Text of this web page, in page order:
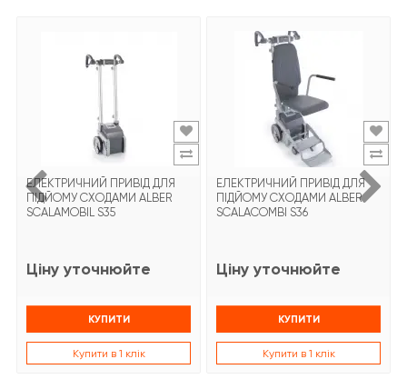
ЕЛЕКТРИЧНИЙ ПРИВІД ДЛЯ
ПІДЙОМУ СХОДАМИ ALBER
SCALAMOBIL S35
Ціну уточнюйте
КУПИТИ
Купити в 1 клік
ЕЛЕКТРИЧНИЙ ПРИВІД ДЛЯ
ПІДЙОМУ СХОДАМИ ALBER
SCALACOMBI S36
Ціну уточнюйте
КУПИТИ
Купити в 1 клік